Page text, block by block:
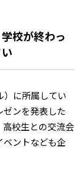
校が終わっ
）に所属してい
ゼンを発表した
高校生との交流会
ベントなども企